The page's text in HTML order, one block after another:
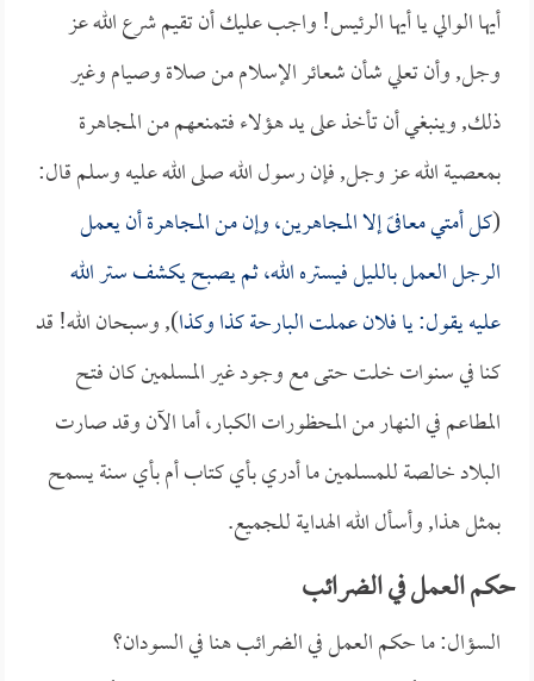
أيها الوالي يا أيها الرئيس! واجب عليك أن تقيم شرع الله عز
وجل, وأن تعلي شأن شعائر الإسلام من صلاة وصيام وغير
ذلك, وينبغي أن تأخذ على يد هؤلاء فتمنعهم من المجاهرة
بمعصية الله عز وجل, فإن رسول الله صلى الله عليه وسلم قال:
(كل أمتي معافىً إلا المجاهرين، وإن من المجاهرة أن يعمل
الرجل العمل بالليل فيستره الله، ثم يصبح يكشف ستر الله
عليه يقول: يا فلان عملت البارحة كذا وكذا), وسبحان الله! قد
كنا في سنوات خلت حتى مع وجود غير المسلمين كان فتح
المطاعم في النهار من المحظورات الكبار، أما الآن وقد صارت
البلاد خالصة للمسلمين ما أدري بأي كتاب أم بأي سنة يسمح
بمثل هذا, وأسأل الله الهداية للجميع.
حكم العمل في الضرائب
السؤال: ما حكم العمل في الضرائب هنا في السودان؟